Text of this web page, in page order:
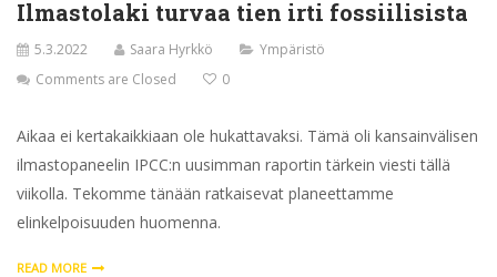
Ilmastolaki turvaa tien irti fossiilisista
5.3.2022 Saara Hyrkkö
Ympäristö
Comments are Closed
0
Aikaa ei kertakaikkiaan ole hukattavaksi. Tämä oli kansainvälisen
ilmastopaneelin IPCC:n uusimman raportin tärkein viesti tällä
viikolla. Tekomme tänään ratkaisevat planeettamme
elinkelpoisuuden huomenna.
READ MORE